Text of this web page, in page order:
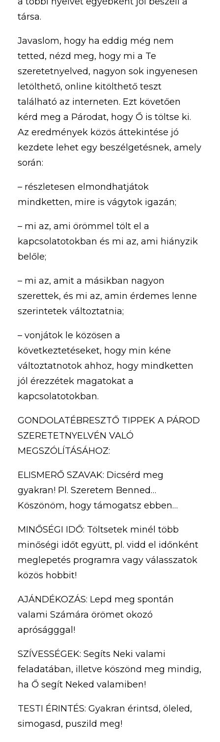
társa.
Javaslom, hogy ha eddig még nem
tetted, nézd meg, hogy mi a Te
szeretetnyelved, nagyon sok ingyenesen
letölthető, online kitölthető teszt
található az interneten. Ezt követően
kérd meg a Párodat, hogy Ő is töltse ki.
Az eredmények közös áttekintése jó
kezdete lehet egy beszélgetésnek, amely
során:
– részletesen elmondhatjátok
mindketten, mire is vágytok igazán;
– mi az, ami örömmel tölt el a
kapcsolatotokban és mi az, ami hiányzik
belőle;
– mi az, amit a másikban nagyon
szerettek, és mi az, amin érdemes lenne
szerintetek változtatnia;
– vonjátok le közösen a
következtetéseket, hogy min kéne
változtatnotok ahhoz, hogy mindketten
jól érezzétek magatokat a
kapcsolatotokban.
GONDOLATÉBRESZTŐ TIPPEK A PÁROD
SZERETETNYELVÉN VALÓ
MEGSZÓLÍTÁSÁHOZ:
ELISMERŐ SZAVAK: Dicsérd meg
gyakran! Pl. Szeretem Benned…
Köszönöm, hogy támogatsz ebben…
MINŐSÉGI IDŐ: Töltsetek minél több
minőségi időt együtt, pl. vidd el időnként
meglepetés programra vagy válasszatok
közös hobbit!
AJÁNDÉKOZÁS: Lepd meg spontán
valami Számára örömet okozó
apróságggal!
SZÍVESSÉGEK: Segíts Neki valami
feladatában, illetve köszönd meg mindig,
ha Ő segít Neked valamiben!
TESTI ÉRINTÉS: Gyakran érintsd, öleled,
simogasd, puszild meg!